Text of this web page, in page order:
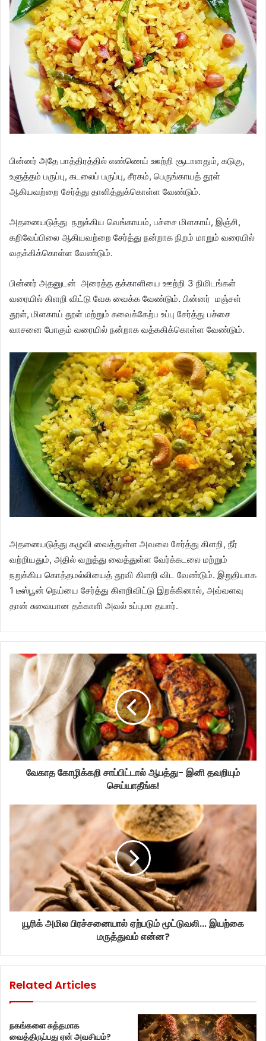
பின்னர் அதே பாத்திரத்தில் எண்ணெய் ஊற்றி சூடானதும், கடுகு,
உளுத்தம் பருப்பு, கடலைப் பருப்பு, சீரகம், பெருங்காயத் தூள்
ஆகியவற்றை சேர்த்து தாளித்துக்கொள்ள வேண்டும்.
அதனையடுத்து நறுக்கிய வெங்காயம், பச்சை மிளகாய், இஞ்சி,
கறிவேப்பிலை ஆகியவற்றை சேர்த்து நன்றாக நிறம் மாறும் வரையில்
வதக்கிக்கொள்ள வேண்டும்.
பின்னர் அதனுடன் அரைத்த தக்காளியை ஊற்றி 3 நிமிடங்கள்
வரையில் கிளறி விட்டு வேக வைக்க வேண்டும். பின்னர் மஞ்சள்
தூள், மிளகாய் தூள் மற்றும் சுவைக்கேற்ப உப்பு சேர்த்து பச்சை
வாசனை போகும் வரையில் நன்றாக வத்ககிக்கொள்ள வேண்டும்.
அதனையடுத்து கழுவி வைத்துள்ள அவலை சேர்த்து கிளறி, நீர்
வற்றியதும், அதில் வறுத்து வைத்துள்ள வேர்க்கடலை மற்றும்
நறுக்கிய கொத்தமல்லியைத் தூவி கிளறி விட வேண்டும். இறுதியாக
1 டீஸ்பூன் நெய்யை சேர்த்து கிளறிவிட்டு இறக்கினால், அவ்வளவு
தான் சுவையான தக்காளி அவல் உப்புமா தயார்.
வேகாத கோழிக்கறி சாப்பிட்டால் ஆபத்து- இனி தவறியும்
செய்யாதீங்க!
யூரிக் அமில பிரச்சனையால் ஏற்படும் மூட்டுவலி... இயற்கை
மருத்துவம் என்ன?
Related Articles
நகங்களை சுத்தமாக
வைத்திருப்பது ஏன் அவசியம்?